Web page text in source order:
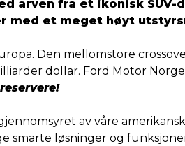
arven fra et ikonisk
med et meget høyt
Den mellomstore
dollar. Ford Motor
av våre
smarte løsninger og